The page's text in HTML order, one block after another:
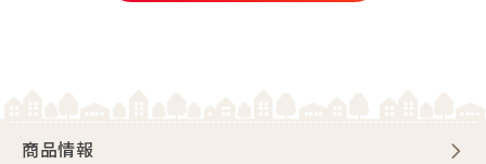
商品情報